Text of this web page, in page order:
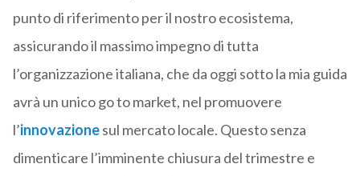
punto di riferimento per il nostro ecosistema,
assicurando il massimo impegno di tutta
l’organizzazione italiana, che da oggi sotto la mia guida
avrà un unico go to market, nel promuovere
l’innovazionesul mercato locale. Questo senza
dimenticare l’imminente chiusura del trimestre e